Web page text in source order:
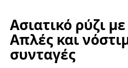
Ασιατικό ρύζι
Απλές και
συνταγές